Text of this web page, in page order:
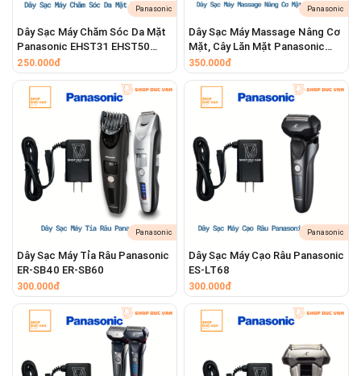
Panasonic
Dây Sạc Máy Chăm Sóc Da Mặt
Panasonic EHST31 EHST50
EHST51
250.000đ
Panasonic
Dây Sạc Máy Massage Nâng Cơ
Mặt, Cây Lăn Mặt Panasonic
EHSP31 EHSP32
350.000đ
Panasonic
Dây Sạc Máy Tỉa Râu Panasonic
ER-SB40 ER-SB60
300.000đ
Panasonic
Dây Sạc Máy Cạo Râu Panasonic
ES-LT68
300.000đ